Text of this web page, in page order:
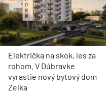
Električka na skok, les za
rohom. V Dúbravke
vyrastie nový bytový dom
Zelka